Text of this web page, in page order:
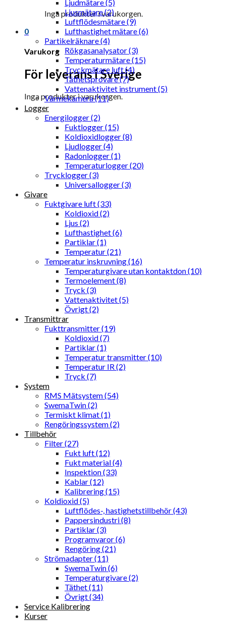
Inga produkter i varukorgen.
0
Varukorg
För leverans i Sverige
Inga produkter i varukorgen.
Ljudmätare (5)
Ljusmätare (2)
Luftflödesmätare (9)
Lufthastighet mätare (6)
Partikelräknare (4)
Rökgasanalysator (3)
Temperaturmätare (15)
Tryckmätare luft (4)
Täthetsprovare (7)
Vattenaktivitet instrument (5)
Värmekamera (11)
Logger
Energilogger (2)
Fuktlogger (15)
Koldioxidlogger (8)
Ljudlogger (4)
Radonlogger (1)
Temperaturlogger (20)
Trycklogger (3)
Universallogger (3)
Givare
Fuktgivare luft (33)
Koldioxid (2)
Ljus (2)
Lufthastighet (6)
Partiklar (1)
Temperatur (21)
Temperatur inskruvning (16)
Temperaturgivare utan kontaktdon (10)
Termoelement (8)
Tryck (3)
Vattenaktivitet (5)
Övrigt (2)
Transmittrar
Fukttransmitter (19)
Koldioxid (7)
Partiklar (1)
Temperatur transmitter (10)
Temperatur IR (2)
Tryck (7)
System
RMS Mätsystem (54)
SwemaTwin (2)
Termiskt klimat (1)
Rengöringssystem (2)
Tillbehör
Filter (27)
Fukt luft (12)
Fukt material (4)
Inspektion (33)
Kablar (12)
Kalibrering (15)
Koldioxid (5)
Luftflödes-, hastighetstillbehör (43)
Pappersindustri (8)
Partiklar (3)
Programvaror (6)
Rengöring (21)
Strömadapter (11)
SwemaTwin (6)
Temperaturgivare (2)
Täthet (11)
Övrigt (34)
Service Kalibrering
Kurser